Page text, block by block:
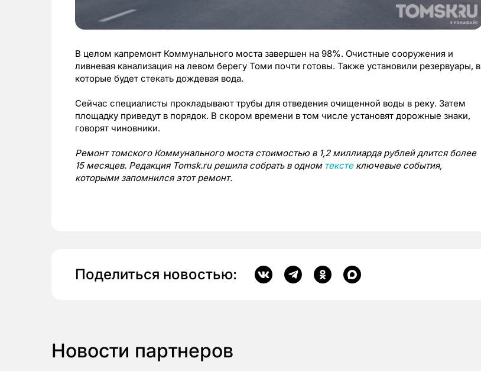
В целом капремонт Коммунального моста завершен на 98%. Очистные сооружения и
ливневая канализация на левом берегу Томи почти готовы. Также установили резервуары, в
которые будет стекать дождевая вода.
Сейчас специалисты прокладывают трубы для отведения очищенной воды в реку. Затем
площадку приведут в порядок. В скором времени в том числе установят дорожные знаки,
говорят чиновники.
Ремонт томского Коммунального моста стоимостью в 1,2 миллиарда рублей длится более
15 месяцев. Редакция Tomsk.ru решила собрать в одном текстеключевые события,
которыми запомнился этот ремонт.
Поделиться новостью:
Новости партнеров